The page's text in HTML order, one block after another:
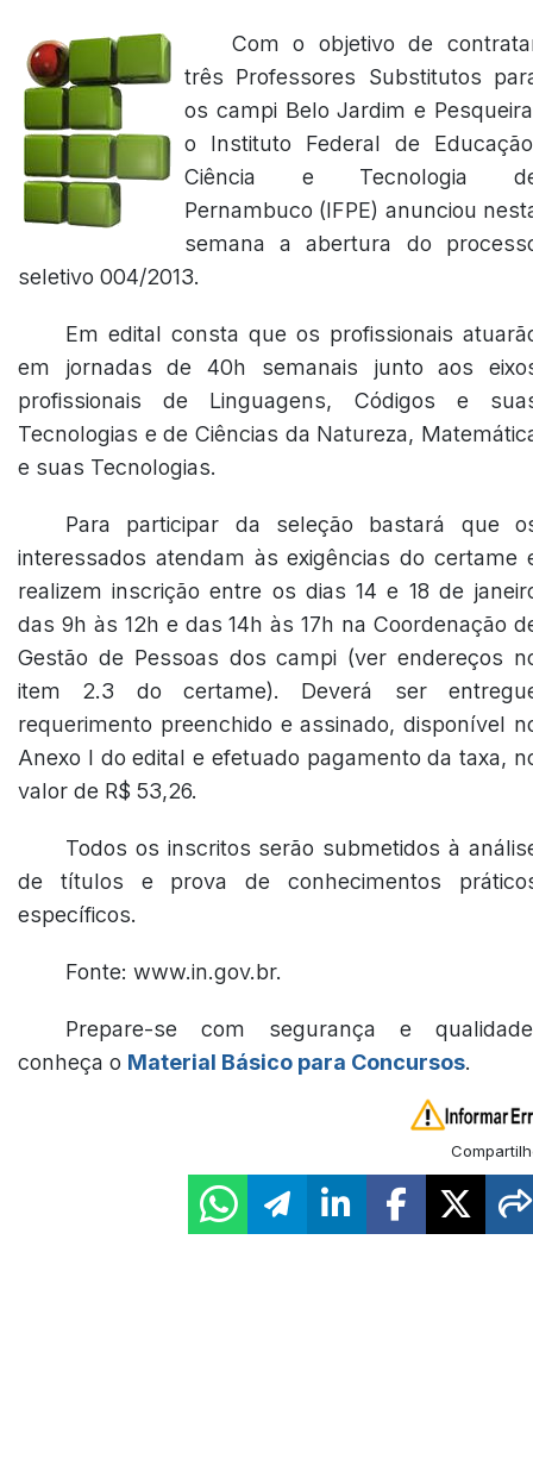
Com o objetivo de
três Professores Substitutos
os campi Belo Jardim e
o Instituto Federal de
Ciência e Tecnologia
Pernambuco (IFPE) anunciou
semana a abertura do
seletivo 004/2013.
Em edital consta que os profissionais
em jornadas de 40h semanais junto aos
profissionais de Linguagens, Códigos e
Tecnologias e de Ciências da Natureza,
e suas Tecnologias.
Para participar da seleção bastará que
interessados atendam às exigências do certame
realizem inscrição entre os dias 14 e 18 de
das 9h às 12h e das 14h às 17h na Coordenação
Gestão de Pessoas dos campi (ver endereços
item 2.3 do certame). Deverá ser
requerimento preenchido e assinado, disponível
Anexo I do edital e efetuado pagamento da taxa,
valor de R$ 53,26.
Todos os inscritos serão submetidos à
de títulos e prova de conhecimentos
específicos.
Fonte: www.in.gov.br.
Prepare-se com segurança e
conheça o Material Básico para Concursos.